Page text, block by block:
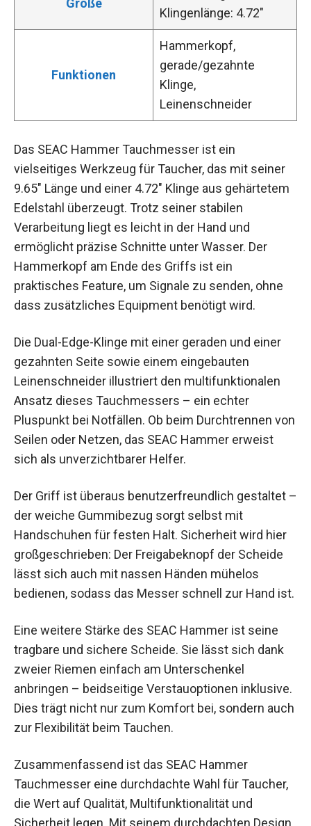
Größe
Klingenlänge: 4.72″
Funktionen
Hammerkopf,
gerade/gezahnte
Klinge,
Leinenschneider
Das SEAC Hammer Tauchmesser ist ein
vielseitiges Werkzeug für Taucher, das mit seiner
9.65″ Länge und einer 4.72″ Klinge aus gehärtetem
Edelstahl überzeugt. Trotz seiner stabilen
Verarbeitung liegt es leicht in der Hand und
ermöglicht präzise Schnitte unter Wasser. Der
Hammerkopf am Ende des Griffs ist ein
praktisches Feature, um Signale zu senden, ohne
dass zusätzliches Equipment benötigt wird.
Die Dual-Edge-Klinge mit einer geraden und einer
gezahnten Seite sowie einem eingebauten
Leinenschneider illustriert den multifunktionalen
Ansatz dieses Tauchmessers – ein echter
Pluspunkt bei Notfällen. Ob beim Durchtrennen von
Seilen oder Netzen, das SEAC Hammer erweist
sich als unverzichtbarer Helfer.
Der Griff ist überaus benutzerfreundlich gestaltet –
der weiche Gummibezug sorgt selbst mit
Handschuhen für festen Halt. Sicherheit wird hier
großgeschrieben: Der Freigabeknopf der Scheide
lässt sich auch mit nassen Händen mühelos
bedienen, sodass das Messer schnell zur Hand ist.
Eine weitere Stärke des SEAC Hammer ist seine
tragbare und sichere Scheide. Sie lässt sich dank
zweier Riemen einfach am Unterschenkel
anbringen – beidseitige Verstauoptionen inklusive.
Dies trägt nicht nur zum Komfort bei, sondern auch
zur Flexibilität beim Tauchen.
Zusammenfassend ist das SEAC Hammer
Tauchmesser eine durchdachte Wahl für Taucher,
die Wert auf Qualität, Multifunktionalität und